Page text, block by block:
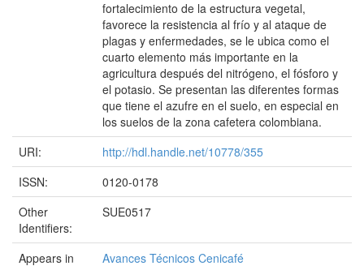
fortalecimiento de la estructura vegetal,
favorece la resistencia al frío y al ataque de
plagas y enfermedades, se le ubica como el
cuarto elemento más importante en la
agricultura después del nitrógeno, el fósforo y
el potasio. Se presentan las diferentes formas
que tiene el azufre en el suelo, en especial en
los suelos de la zona cafetera colombiana.
URI:
http://hdl.handle.net/10778/355
ISSN:
0120-0178
Other
Identifiers:
SUE0517
Appears in
Avances Técnicos Cenicafé